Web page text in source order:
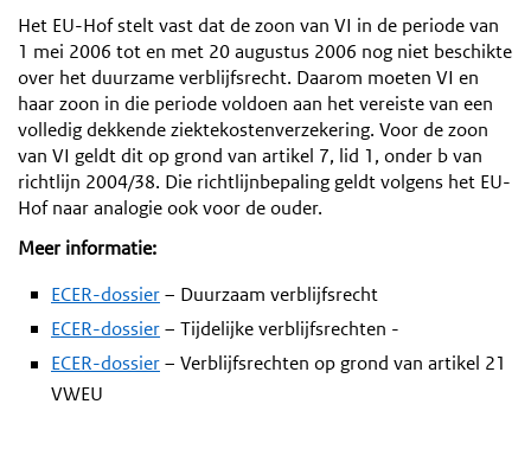
Het EU-Hof stelt vast dat de zoon van VI in de periode van
1 mei 2006 tot en met 20 augustus 2006 nog niet beschikte
over het duurzame verblijfsrecht. Daarom moeten VI en
haar zoon in die periode voldoen aan het vereiste van een
volledig dekkende ziektekostenverzekering. Voor de zoon
van VI geldt dit op grond van artikel 7, lid 1, onder b van
richtlijn 2004/38. Die richtlijnbepaling geldt volgens het EU-
Hof naar analogie ook voor de ouder.
Meer informatie:
ECER-dossier– Duurzaam verblijfsrecht
ECER-dossier– Tijdelijke verblijfsrechten -
ECER-dossier– Verblijfsrechten op grond van artikel 21
VWEU